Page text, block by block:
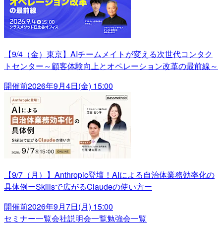
【9/4（金）東京】AIチームメイトが変える次世代コンタク
トセンター～顧客体験向上とオペレーション改革の最前線～
開催前2026年9月4日(金) 15:00
【9/7（月）】Anthropic登壇！AIによる自治体業務効率化の
具体例ーSkillsで広がるClaudeの使い方ー
開催前2026年9月7日(月) 15:00
セミナー一覧会社説明会一覧勉強会一覧